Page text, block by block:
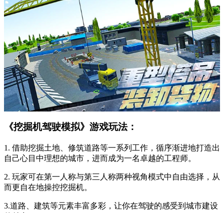
《挖掘机驾驶模拟》游戏玩法：
1. 借助挖掘土地、修筑道路等一系列工作，循序渐进地打造出
自己心目中理想的城市，进而成为一名卓越的工程师。
2. 玩家可在第一人称与第三人称两种视角模式中自由选择，从
而更自在地操控挖掘机。
3.道路、建筑等元素丰富多彩，让你在驾驶的感受到城市建设